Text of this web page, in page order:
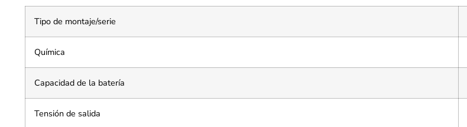
Tipo de montaje/serie
Química
Capacidad de la batería
Tensión de salida